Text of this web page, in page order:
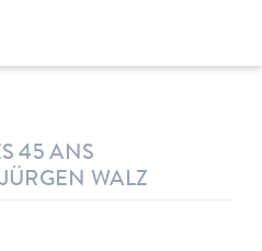
45 ANS
WALZ